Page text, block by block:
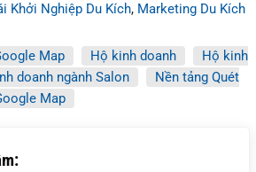
Khởi Nghiệp Du Kích, Marketing Du Kích
Map Hộ kinh doanh
Hộ kinh
doanh ngành Salon
Nền tảng Quét
Map